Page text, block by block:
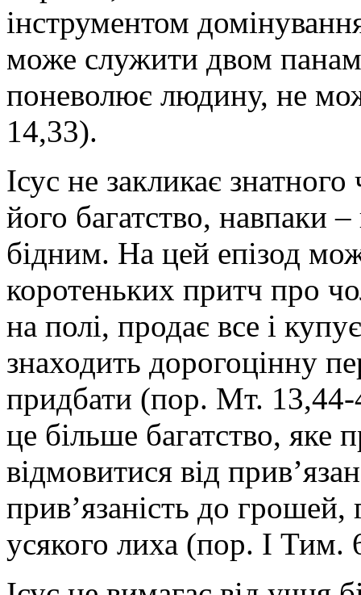
інструментом
може служити двом
поневолює людину, не
14,33).
Ісус не закликає
його багатство, навпаки
бідним. На цей епізод
коротеньких притч про
на полі, продає все і
знаходить дорогоцінну
придбати (пор. Мт.
це більше багатство, яке
відмовитися від
прив’язаність до
усякого лиха (пор. І Тим.